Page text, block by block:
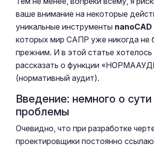
ваше внимание на некоторые
уникальные инструменты nanoCAD
которых мир САПР уже никогда не
прежним. И в этой статье
рассказать о функции
(нормативный аудит).
Введение: немного о сути
проблемы
Очевидно, что при разработке
проектировщики постоянно